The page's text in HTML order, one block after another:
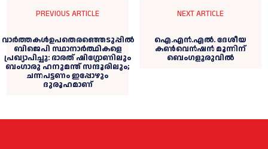
PREVIOUS ARTICLE
വാർത്തകൾഉപതെരഞ്ഞെടുപ്പിൽ
ബിജെപി സ്ഥാനാർത്ഥികളെ
പ്രഖ്യാപിച്ചു: ഭാരത് ഷിഗ്ഗോണിലും
ബംഗാരു ഹനുമന്ത് സന്ദൂരിലും;
ചന്നപട്ടണം ഇപ്പോഴും
ദുരൂഹമാണ്
NEXT ARTICLE
ഐ.എൻ.എൽ. ദേശീയ
കൺവെൻഷൻ മൂന്നിന്
ബെംഗളൂരുവിൽ